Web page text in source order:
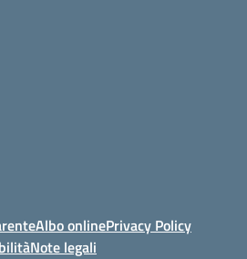
Albo onlinePrivacy Policy
Note legali